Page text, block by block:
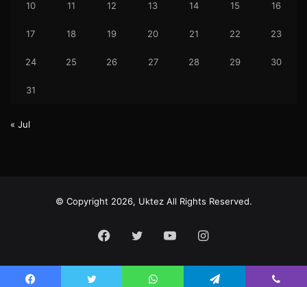
10 11 12 13 14 15 16
17 18 19 20 21 22 23
24 25 26 27 28 29 30
31
« Jul
© Copyright 2026, Uktez All Rights Reserved.
Facebook
Twitter YouTubeInstagram